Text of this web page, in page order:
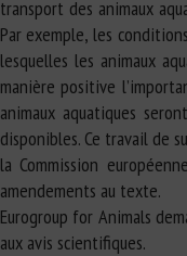
transport des animaux
Par exemple, les
lesquelles les animaux
manière positive
animaux aquatiques
disponibles. Ce travail de
la Commission
amendements au texte.
Eurogroup for Animals
aux avis scientifiques.